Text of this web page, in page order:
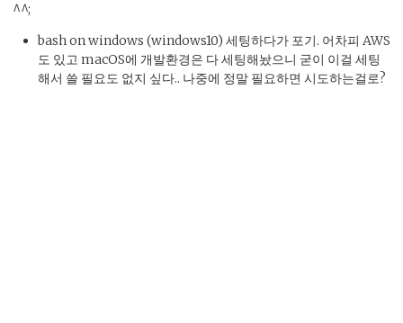
^^;
bash on windows (windows10) 세팅하다가 포기. 어차피 AWS
도 있고 macOS에 개발환경은 다 세팅해놨으니 굳이 이걸 세팅
해서 쓸 필요도 없지 싶다.. 나중에 정말 필요하면 시도하는걸로?